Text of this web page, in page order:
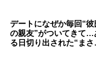
デートになぜか毎回“彼
の親友”がついてきて…
る日切り出された“ま